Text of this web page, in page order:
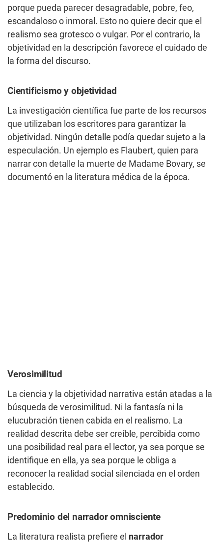
porque pueda parecer desagradable, pobre, feo,
escandaloso o inmoral. Esto no quiere decir que el
realismo sea grotesco o vulgar. Por el contrario, la
objetividad en la descripción favorece el cuidado de
la forma del discurso.
Cientificismo y objetividad
La investigación científica fue parte de los recursos
que utilizaban los escritores para garantizar la
objetividad. Ningún detalle podía quedar sujeto a la
especulación. Un ejemplo es Flaubert, quien para
narrar con detalle la muerte de Madame Bovary, se
documentó en la literatura médica de la época.
Verosimilitud
La ciencia y la objetividad narrativa están atadas a la
búsqueda de verosimilitud. Ni la fantasía ni la
elucubración tienen cabida en el realismo. La
realidad descrita debe ser creíble, percibida como
una posibilidad real para el lector, ya sea porque se
identifique en ella, ya sea porque le obliga a
reconocer la realidad social silenciada en el orden
establecido.
Predominio del narrador omnisciente
La literatura realista prefiere el narrador